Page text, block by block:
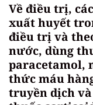
Về điều trị,
xuất huyết
điều trị và
nước, dùng
paracetamol,
thức máu
truyền dịch